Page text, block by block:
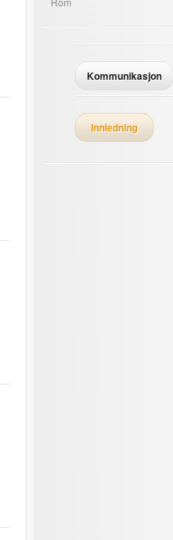
Kommunikasjon
Innledning